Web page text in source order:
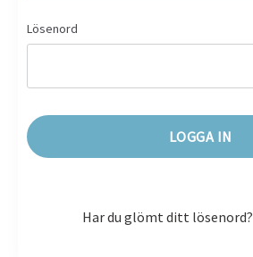
Lösenord
Har du glömt ditt lösenord?